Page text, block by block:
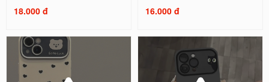
18.000 đ 16.000 đ